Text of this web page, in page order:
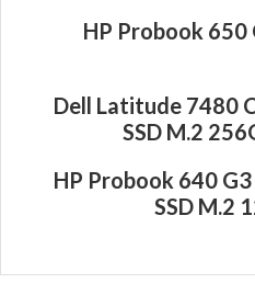
HP Probook
Dell Latitude 7480
SSD M.2
HP Probook 640
SSD M.2